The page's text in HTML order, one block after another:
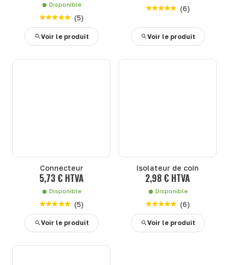
Disponible
(5)
Voir le produit
(6)
Voir le produit
Connecteur
5,73 € HTVA
Disponible
(5)
Voir le produit
Isolateur de coin
2,98 € HTVA
Disponible
(6)
Voir le produit